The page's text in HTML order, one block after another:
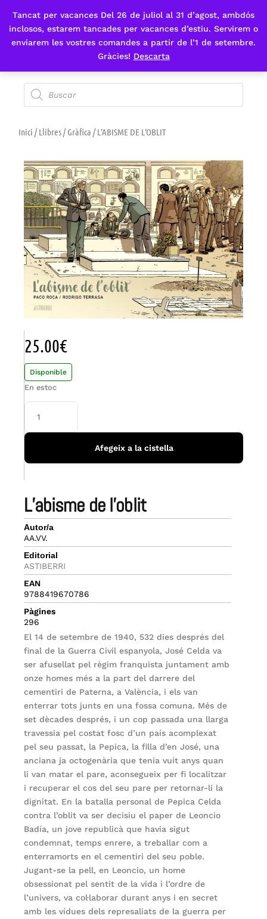
Tancat per vacances Del 26 de juliol al 31 d’agost, ambdós
inclosos, estarem tancades per vacances d’estiu. Servirem o
enviarem les vostres comandes a partir de l’1 de setembre.
Gràcies! Descarta
Fes-te'n sòcia
Inici /Llibres/Gràfica / L’ABISME DE L’OBLIT
l’abisme de l’oblit
Autor/a
AA.VV.
Editorial
ASTIBERRI
EAN
9788419670786
Pàgines
296
El 14 de setembre de 1940, 532 dies després del
final de la Guerra Civil espanyola, José Celda va
ser afusellat pel règim franquista juntament amb
onze homes més a la part del darrere del
cementiri de Paterna, a València, i els van
enterrar tots junts en una fossa comuna. Més de
set dècades després, i un cop passada una llarga
travessia pel costat fosc d’un país acomplexat
pel seu passat, la Pepica, la filla d’en José, una
anciana ja octogenària que tenia vuit anys quan
li van matar el pare, aconsegueix per fi localitzar
i recuperar el cos del seu pare per retornar-li la
dignitat. En la batalla personal de Pepica Celda
contra l’oblit va ser decisiu el paper de Leoncio
Badía, un jove republicà que havia sigut
condemnat, temps enrere, a treballar com a
enterramorts en el cementiri del seu poble.
Jugant-se la pell, en Leoncio, un home
obsessionat pel sentit de la vida i l’ordre de
l’univers, va col·laborar durant anys i en secret
amb les vídues dels represaliats de la guerra per
25.00€
Disponible
En estoc
Afegeix a la cistella